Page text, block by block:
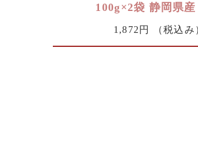
100g×2袋 静岡県
1,872円 （税込み